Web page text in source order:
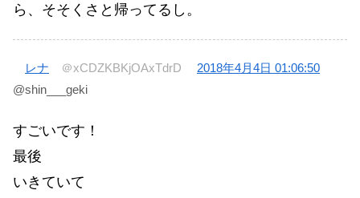
ら、そそくさと帰ってるし。
レナ ＠xCDZKBKjOAxTdrD
2018年4月4日 01:06:50
@shin___geki
すごいです！
最後
いきていて